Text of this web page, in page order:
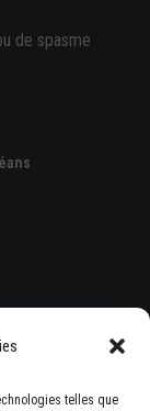
telles que
de spasme